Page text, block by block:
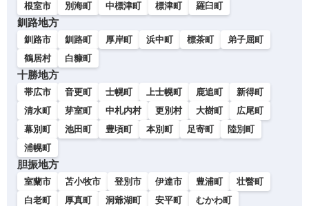
根室市 別海町 中標津町 標津町 羅臼町
釧路地方
釧路市 釧路町 厚岸町 浜中町 標茶町
弟子屈町
鶴居村
白糠町
十勝地方
帯広市 音更町 士幌町 上士幌町 鹿追町
新得町
清水町
芽室町 中札内村 更別村 大樹町
広尾町
幕別町
池田町 豊頃町 本別町 足寄町
陸別町
浦幌町
胆振地方
室蘭市 苫小牧市 登別市 伊達市 豊浦町
壮瞥町
白老町
厚真町 洞爺湖町 安平町 むかわ町